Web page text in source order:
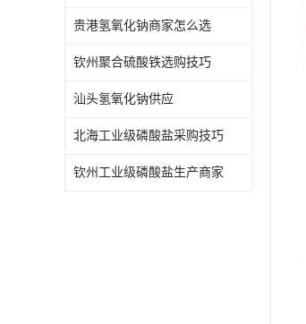
贵港氢氧化钠商家怎么选
钦州聚合硫酸铁选购技巧
汕头氢氧化钠供应
北海工业级磷酸盐采购技巧
钦州工业级磷酸盐生产商家